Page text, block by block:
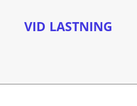
VID LASTNING